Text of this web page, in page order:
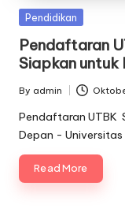
Posted
Pendidikan
Pendaftaran
Siapkan untuk
Posted
by
By admin
Pendaftaran UTBK
Depan - Universitas
Read More